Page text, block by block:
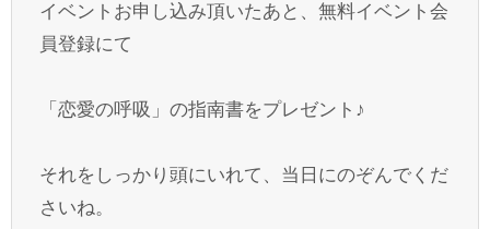
イベントお申し込み頂いたあと、無料イベント会
員登録にて
「恋愛の呼吸」の指南書をプレゼント♪
それをしっかり頭にいれて、当日にのぞんでくだ
さいね。